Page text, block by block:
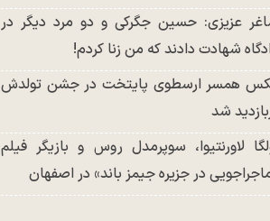
عزیزی: حسین جگرکی و دو مرد دیگر در
شهادت دادند که من زنا کردم!
همسر ارسطوی پایتخت در جشن تولدش
شد
لاورنتیوا، سوپرمدل روس و بازیگر فیلم
در جزیره جیمز باند» در اصفهان